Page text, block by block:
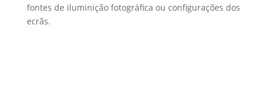
fontes de iluminição fotográfica ou configurações dos
ecrãs.